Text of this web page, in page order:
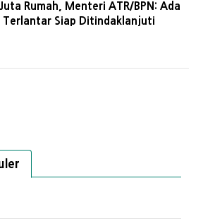
Rumah, Menteri ATR/BPN: Ada
Terlantar Siap Ditindaklanjuti